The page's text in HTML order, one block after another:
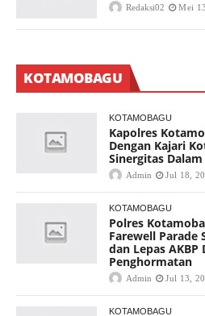
Redaksi02 Mei
KOTAMOBAGU
KOTAMOBAGU
Kapolres
Dengan Kajari
Sinergitas
Admin Jul 18,
KOTAMOBAGU
Polres
Farewell Parade
dan Lepas
Penghormatan
Admin Jul 13,
KOTAMOBAGU